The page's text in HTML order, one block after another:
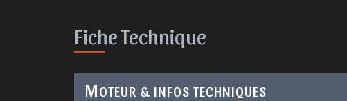
Fiche Technique
MOTEUR & INFOS TECHNIQUES